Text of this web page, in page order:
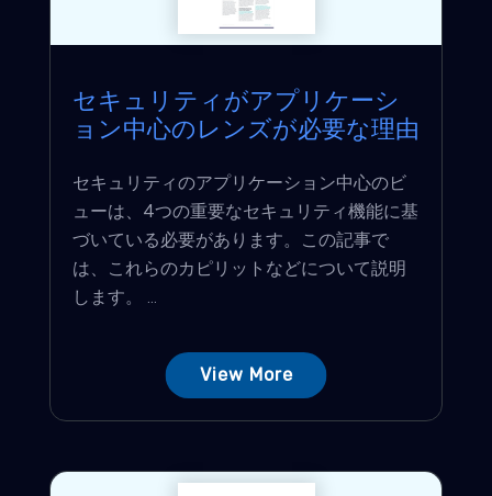
セキュリティがアプリケーシ
ョン中心のレンズが必要な理由
セキュリティのアプリケーション中心のビ
ューは、4つの重要なセキュリティ機能に基
づいている必要があります。この記事で
は、これらのカピリットなどについて説明
します。 ...
View More